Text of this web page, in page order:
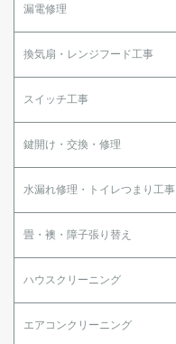
漏電修理
換気扇・レンジフード工事
スイッチ工事
鍵開け・交換・修理
水漏れ修理・トイレつまり工事
畳・襖・障子張り替え
ハウスクリーニング
エアコンクリーニング